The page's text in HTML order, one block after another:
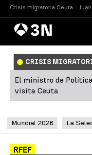
Crisis migratoria Ceuta
AntenaNoticias
CRISIS
El ministro de
visita Ceuta
Mundial 2026 La
RFEF